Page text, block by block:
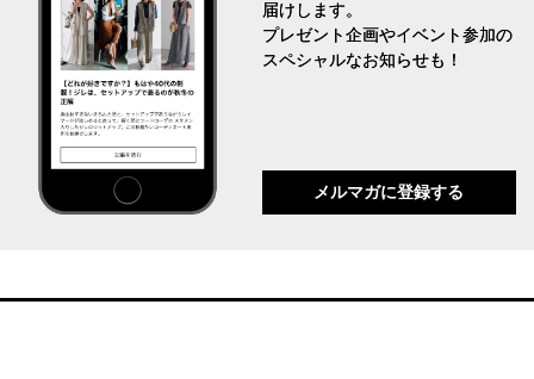
届けします。
プレゼント企画やイベント参加の
スペシャルなお知らせも！
メルマガに登録する